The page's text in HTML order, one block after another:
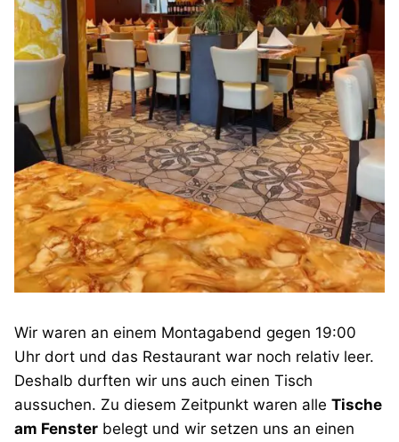
Wir waren an einem Montagabend gegen 19:00
Uhr dort und das Restaurant war noch relativ leer.
Deshalb durften wir uns auch einen Tisch
aussuchen. Zu diesem Zeitpunkt waren alle Tische
am Fenster belegt und wir setzen uns an einen